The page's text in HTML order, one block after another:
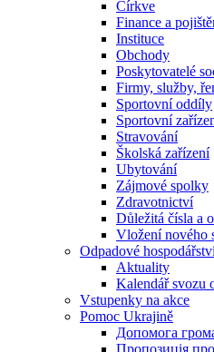
Církve
Finance a
Instituce
Obchody
Poskytovatelé
Firmy, služby,
Sportovní oddíly
Sportovní
Stravování
Školská zařízení
Ubytování
Zájmové spolky
Zdravotnictví
Důležitá čísla a
Vložení nového
Odpadové
Aktuality
Kalendář svozu
Vstupenky na akce
Pomoc Ukrajině
Допомога
Пропозиція